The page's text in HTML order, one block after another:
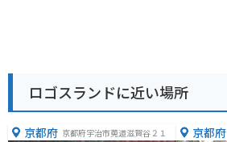
ロゴスランドに近い場所
京都府 京都府宇治市莵道滋賀谷２１ 京都府